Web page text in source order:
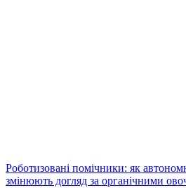
Роботизовані помічники: як
змінюють догляд за органічними